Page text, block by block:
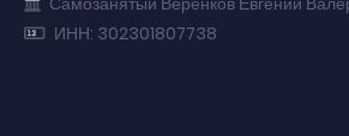
ИНН: 302301807738